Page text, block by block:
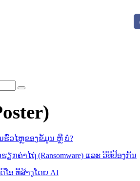
ຮົ່ວໄຫຼຂອງຂໍ້ມູນ ຫຼື ບໍ່?
ກຄ່າໄຖ່ (Ransomware) ແລະ ວິທີປ້ອງກັນ
ໂອ ທີ່ສ້າງໂດຍ AI